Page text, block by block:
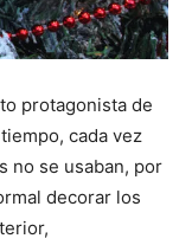
protagonista de
cada vez
no se usaban, por
decorar los